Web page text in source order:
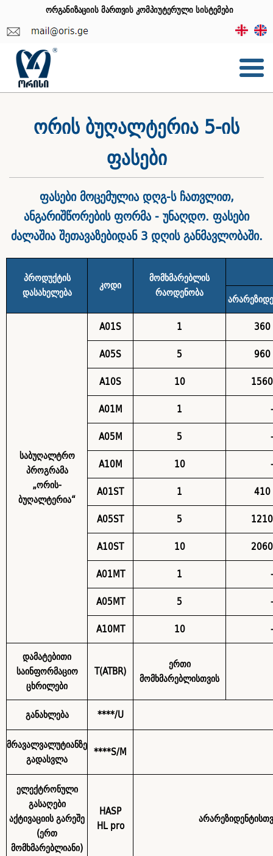
ორგანიზაციის მართვის კომპიუტერული სისტემები
ორის ბუღალტერია 5-ის
ფასები
ფასები მოცემულია დღგ-ს ჩათვლით,
ანგარიშწორების ფორმა - უნაღდო. ფასები
ძალაშია შეთავაზებიდან 3 დღის განმავლობაში.
პროდუქტის
დასახელება
კოდი
მომხმარებლის
რაოდენობა
საბუღალტრო
პროგრამა
„ორის-
ბუღალტერია“
A01S 1 360
A05S
5 960
A10S
10
1560
A01M
1
-
A05M
5
-
A10M
10
-
A01ST
1 410
A05ST
5
1210
A10ST
10
2060
A01MT
1
-
A05MT
5
-
A10MT
10
-
დამატებითი
საინფორმაციო
ცხრილები
T(ATBR)
ერთი
მომხმარებლისთვის
განახლება ****/U
მრავალვალუტიანზე
გადასვლა
****S/M
ელექტრონული
გასაღები
აქტივაციის გარეშე
(ერთ
მომხმარებლიანი)
HASP
HL pro